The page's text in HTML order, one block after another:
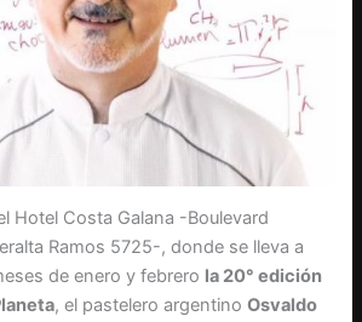
Hotel Costa Galana -Boulevard
Ramos 5725-, donde se lleva a
de enero y febrero la 20° edición
, el pastelero argentinoOsvaldo